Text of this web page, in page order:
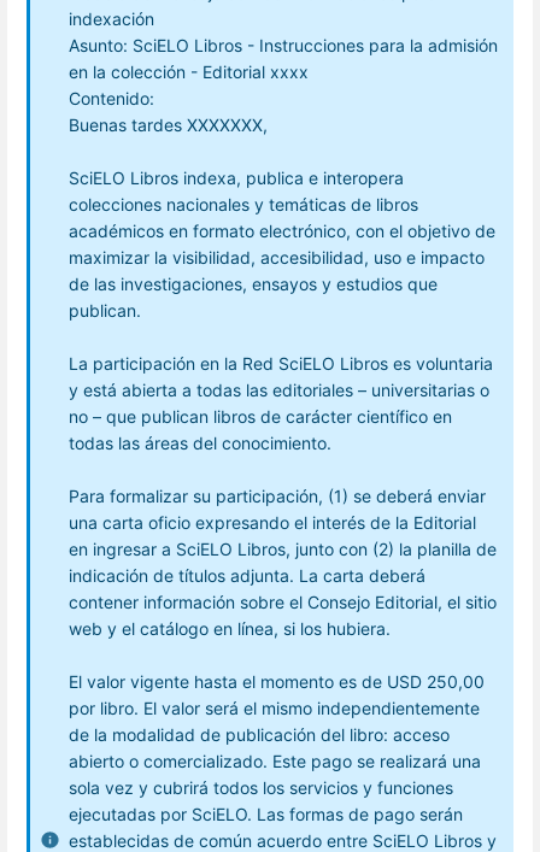
indexación
Asunto: SciELO Libros - Instrucciones para la admisión
en la colección - Editorial xxxx
Contenido:
Buenas tardes XXXXXXX,
SciELO Libros indexa, publica e interopera
colecciones nacionales y temáticas de libros
académicos en formato electrónico, con el objetivo de
maximizar la visibilidad, accesibilidad, uso e impacto
de las investigaciones, ensayos y estudios que
publican.
La participación en la Red SciELO Libros es voluntaria
y está abierta a todas las editoriales – universitarias o
no – que publican libros de carácter científico en
todas las áreas del conocimiento.
Para formalizar su participación, (1) se deberá enviar
una carta oficio expresando el interés de la Editorial
en ingresar a SciELO Libros, junto con (2) la planilla de
indicación de títulos adjunta. La carta deberá
contener información sobre el Consejo Editorial, el sitio
web y el catálogo en línea, si los hubiera.
El valor vigente hasta el momento es de USD 250,00
por libro. El valor será el mismo independientemente
de la modalidad de publicación del libro: acceso
abierto o comercializado. Este pago se realizará una
sola vez y cubrirá todos los servicios y funciones
ejecutadas por SciELO. Las formas de pago serán
establecidas de común acuerdo entre SciELO Libros y